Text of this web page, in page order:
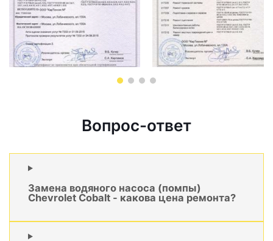
Вопрос-ответ
Замена водяного насоса (помпы)
Chevrolet Cobalt - какова цена ремонта?